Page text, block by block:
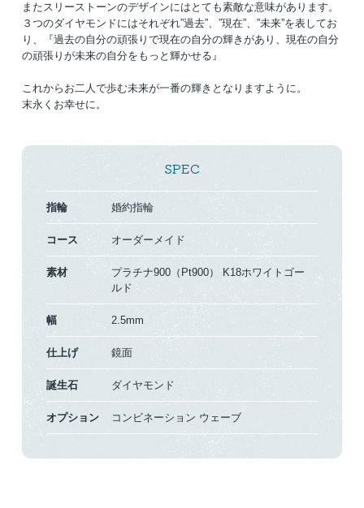
またスリーストーンのデザインにはとても素敵な意味があります。
３つのダイヤモンドにはそれぞれ”過去”、”現在”、”未来”を表してお
り、『過去の自分の頑張りで現在の自分の輝きがあり、現在の自分
の頑張りが未来の自分をもっと輝かせる』
これからお二人で歩む未来が一番の輝きとなりますように。
末永くお幸せに。
SPEC
指輪 婚約指輪
コース オーダーメイド
素材 プラチナ900（Pt900）
K18ホワイトゴー
ルド
幅 2.5mm
仕上げ 鏡面
誕生石 ダイヤモンド
オプション コンビネーション ウェーブ